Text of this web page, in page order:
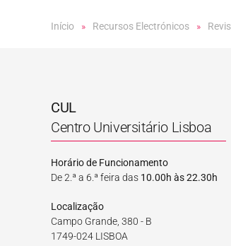
Início Recursos Electrónicos
CUL
Centro Universitário Lisboa
Horário de Funcionamento
De 2.ª a 6.ª feira das 10.00h às 22.30h
Localização
Campo Grande, 380 - B
1749-024 LISBOA